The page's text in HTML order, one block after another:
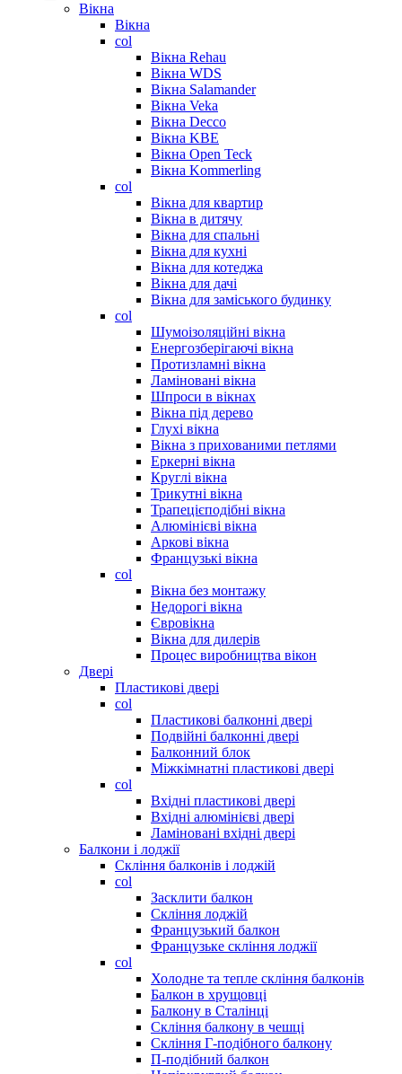
Вікна
Вікна
col
Вікна Rehau
Вікна WDS
Вікна Salamander
Вікна Veka
Вікна Decco
Вікна KBE
Вікна Open Teck
Вікна Kommerling
col
Вікна для квартир
Вікна в дитячу
Вікна для спальні
Вікна для кухні
Вікна для котеджа
Вікна для дачі
Вікна для заміського будинку
col
Шумоізоляційні вікна
Енергозберігаючі вікна
Протизламні вікна
Ламіновані вікна
Шпроси в вікнах
Вікна під дерево
Глухі вікна
Вікна з прихованими петлями
Еркерні вікна
Круглі вікна
Трикутні вікна
Трапецієподібні вікна
Алюмінієві вікна
Аркові вікна
Французькі вікна
col
Вікна без монтажу
Недорогі вікна
Євровікна
Вікна для дилерів
Процес виробництва вікон
Двері
Пластикові двері
col
Пластикові балконні двері
Подвійні балконні двері
Балконний блок
Міжкімнатні пластикові двері
col
Вхідні пластикові двері
Вхідні алюмінієві двері
Ламіновані вхідні двері
Балкони і лоджії
Скління балконів і лоджій
col
Засклити балкон
Скління лоджій
Французький балкон
Французьке скління лоджії
col
Холодне та тепле скління балконів
Балкон в хрущовці
Балкону в Сталінці
Скління балкону в чешці
Скління Г-подібного балкону
П-подібний балкон